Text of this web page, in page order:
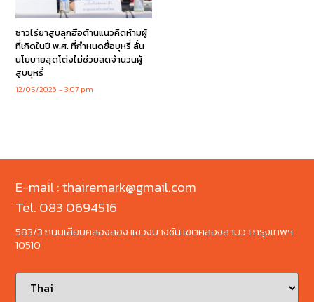
ชาวไร่ยาสูบลุกฮือต้านแนวคิดห้ามผู้
ที่เกิดในปี พ.ศ. ที่กำหนดซื้อบุหรี่ ลั่น
นโยบายสุดโต่งไม่ช่วยลดจำนวนผู้
สูบบุหรี่
12/05/2026 3:07 pm
E-mail : thairemark@gmail.com
Tel. 083 0694516
583/3 ถนนเลียบคลองสอง แขวงบางชัน เขตคลองสามวา กรุงเทพฯ
10510